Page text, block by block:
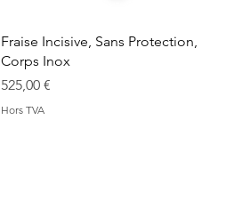
Fraise Incisive, Sans Protection,
Corps Inox
Prix
525,00 €
Hors TVA